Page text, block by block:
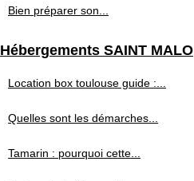
Bien préparer son...
Hébergements SAINT MALO
Location box toulouse guide :...
Quelles sont les démarches...
Tamarin : pourquoi cette...